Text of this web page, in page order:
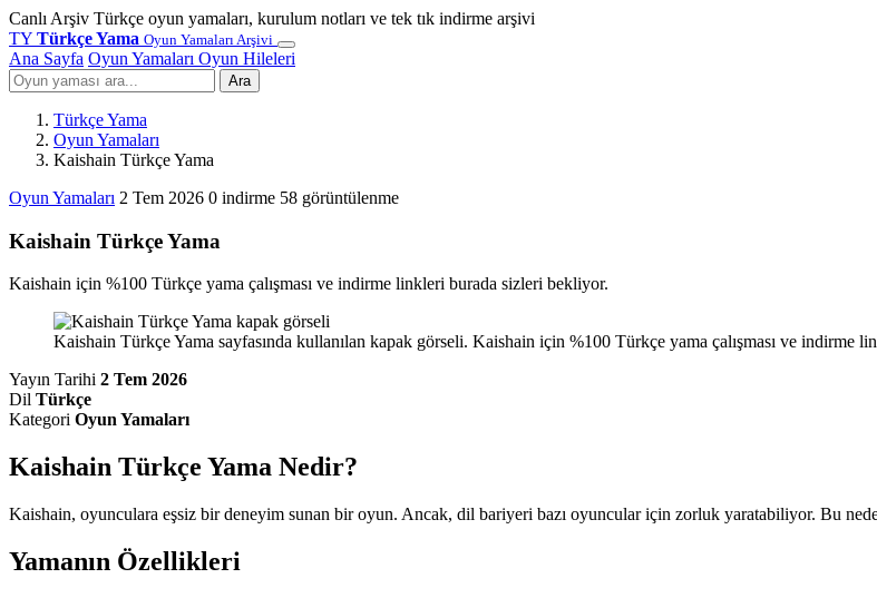
Canlı Arşiv Türkçe oyun yamaları, kurulum notları ve tek tık indirme arşivi
TY Türkçe Yama Oyun Yamaları Arşivi
Ana Sayfa Oyun Yamaları Oyun Hileleri
Ara
Türkçe Yama
Oyun Yamaları
Kaishain Türkçe Yama
Oyun Yamaları 2 Tem 2026 0 indirme 58 görüntülenme
Kaishain Türkçe Yama
Kaishain için %100 Türkçe yama çalışması ve indirme linkleri burada sizleri bekliyor.
Kaishain Türkçe Yama sayfasında kullanılan kapak görseli. Kaishain için %100 Türkçe yama çalışması ve indirme
Yayın Tarihi 2 Tem 2026
Dil Türkçe
Kategori Oyun Yamaları
Kaishain Türkçe Yama Nedir?
Kaishain, oyunculara eşsiz bir deneyim sunan bir oyun. Ancak, dil bariyeri bazı oyuncular için zorluk yaratabiliyor. Bu
Yamanın Özellikleri